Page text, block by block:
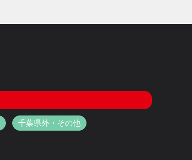
千葉県外・その他